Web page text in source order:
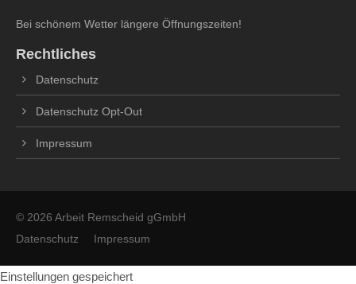
Bei schönem Wetter längere Öffnungszeiten!
Rechtliches
Datenschutz
Datenschutz Opt-Out
Impressum
© 2026 Arbeit Remscheid gGmbH
Datenschutz
Impressum
Einstellungen gespeichert